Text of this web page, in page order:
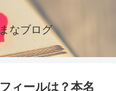
なブログ
ィールは？本名